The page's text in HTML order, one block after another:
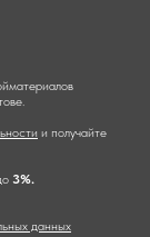
и получайте
3%.
данных